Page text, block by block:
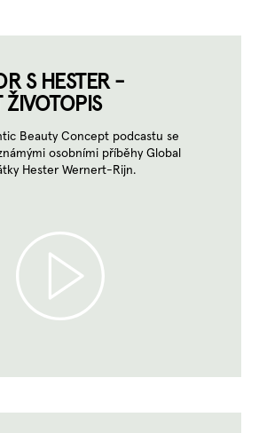
S HESTER -
ŽIVOTOPIS
Beauty Concept podcastu se
osobními příběhy Global
Hester Wernert-Rijn.